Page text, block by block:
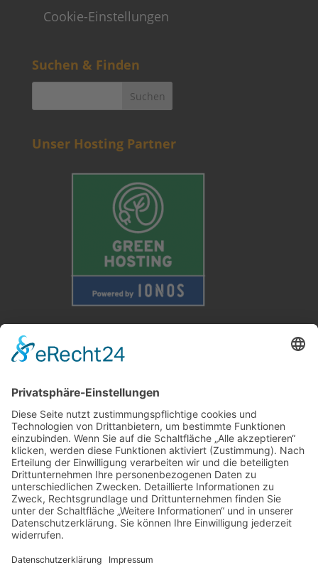
Cookie-Einstellungen
Suchen & Finden
Unser Hosting Partner
Weitere Informationen
Kontakt
Newsletter
FAQ
Schlagworte
Datenschutz
Impressum